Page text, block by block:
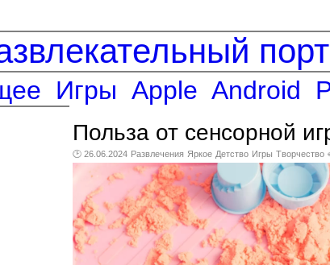
Игры Apple Android
Польза от сенсорной
🕑 26.06.2024 Развлечения Яркое Детство Игры Творчество